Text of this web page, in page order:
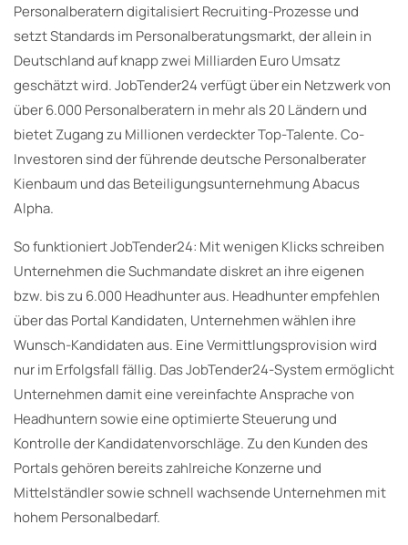
Personalberatern digitalisiert Recruiting-Prozesse und
setzt Standards im Personalberatungsmarkt, der allein in
Deutschland auf knapp zwei Milliarden Euro Umsatz
geschätzt wird. JobTender24 verfügt über ein Netzwerk von
über 6.000 Personalberatern in mehr als 20 Ländern und
bietet Zugang zu Millionen verdeckter Top-Talente. Co-
Investoren sind der führende deutsche Personalberater
Kienbaum und das Beteiligungsunternehmung Abacus
Alpha.
So funktioniert JobTender24: Mit wenigen Klicks schreiben
Unternehmen die Suchmandate diskret an ihre eigenen
bzw. bis zu 6.000 Headhunter aus. Headhunter empfehlen
über das Portal Kandidaten, Unternehmen wählen ihre
Wunsch-Kandidaten aus. Eine Vermittlungsprovision wird
nur im Erfolgsfall fällig. Das JobTender24-System ermöglicht
Unternehmen damit eine vereinfachte Ansprache von
Headhuntern sowie eine optimierte Steuerung und
Kontrolle der Kandidatenvorschläge. Zu den Kunden des
Portals gehören bereits zahlreiche Konzerne und
Mittelständler sowie schnell wachsende Unternehmen mit
hohem Personalbedarf.